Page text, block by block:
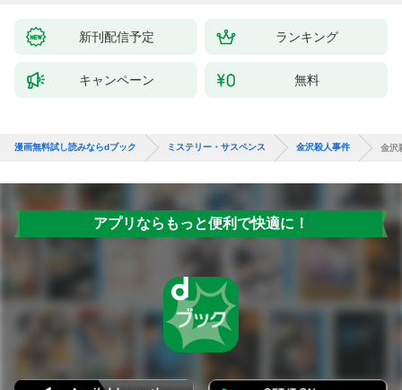
新刊配信予定 ランキング
キャンペーン 無料
漫画無料試し読みならdブック ミステリー・サスペンス 金沢殺人事件 金沢
アプリならもっと便利で快適に！